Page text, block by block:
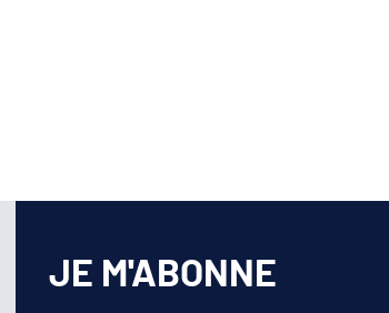
JE M'ABONNE